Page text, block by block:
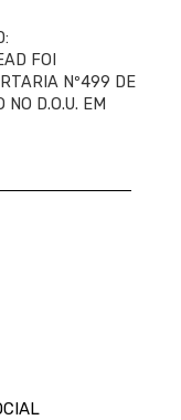
FOI
Nº499 DE
D.O.U. EM